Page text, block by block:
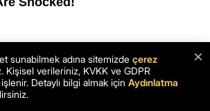
×
sunabilmek adına sitemizde çerez
Kişisel verileriniz, KVKK ve GDPR
Detaylı bilgi almak için Aydınlatma